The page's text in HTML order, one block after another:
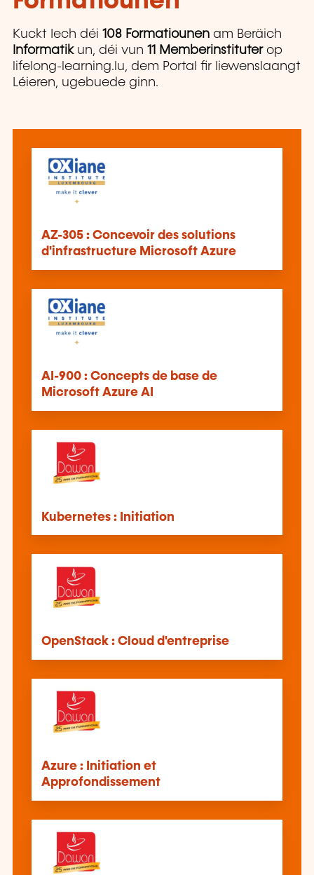
Kuckt Iech déi 108 Formatiounen am Beräich
Informatikun, déi vun 11 Memberinstituter op
lifelong-learning.lu, dem Portal fir liewenslaangt
Léieren, ugebuede ginn.
AZ-305 : Concevoir des solutions
d'infrastructure Microsoft Azure
AI-900 : Concepts de base de
Microsoft Azure AI
Kubernetes : Initiation
OpenStack : Cloud d'entreprise
Azure : Initiation et
Approfondissement